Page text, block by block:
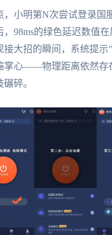
，小明第N次尝试登录国
，98ms的绿色延迟数值
接大招的瞬间，系统提
掌心——物理距离依然存
碎。